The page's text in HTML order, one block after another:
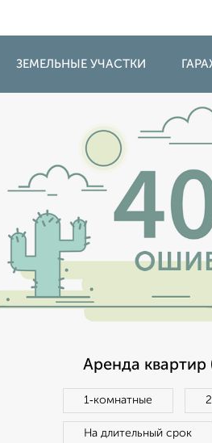
ЗЕМЕЛЬНЫЕ УЧАСТКИ
Аренда квартир
1‑комнатные
На длительный срок